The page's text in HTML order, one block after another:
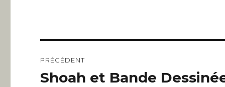
de
PRÉCÉDENT
Article
Shoah et Bande